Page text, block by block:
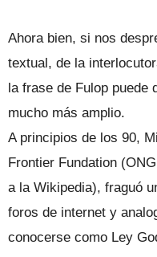
Ahora bien, si nos
textual, de la
la frase de Fulop puede
mucho más amplio.
A principios de los 90,
Frontier Fundation
a la Wikipedia), fraguó
foros de internet y
conocerse como Ley